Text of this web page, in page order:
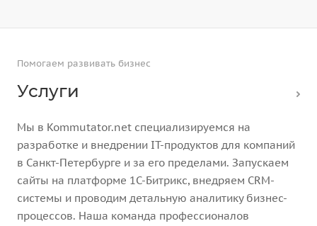
Помогаем развивать бизнес
Услуги
Мы в Kommutator.net специализируемся на
разработке и внедрении IT-продуктов для компаний
в Санкт-Петербурге и за его пределами. Запускаем
сайты на платформе 1С-Битрикс, внедряем CRM-
системы и проводим детальную аналитику бизнес-
процессов. Наша команда профессионалов